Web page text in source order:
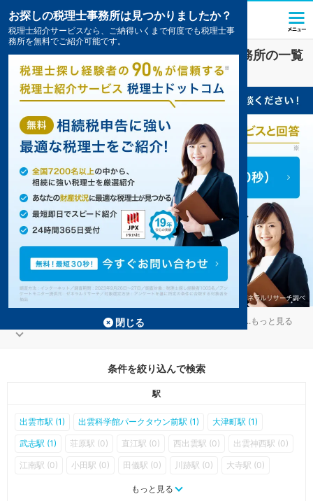
出雲で相続税対策を扱う税理士・会計事務所の一覧
1件掲載中
出雲の相続税対策を扱う税理士事務所が1件見つかりました。 ...もっと見る
条件を絞り込んで検索
駅
出雲市駅 (1) 出雲科学館パークタウン前駅 (1) 大津町駅 (1)
武志駅 (1) 荘原駅 (0) 直江駅 (0) 西出雲駅 (0) 出雲神西駅 (0)
江南駅 (0) 小田駅 (0) 田儀駅 (0) 川跡駅 (0) 大寺駅 (0)
雲州平田駅 (0)
もっと見る
お探しの税理士事務所は見つかりましたか？
税理士紹介サービスなら、ご納得いくまで何度でも税理士事
務所を無料でご紹介可能です。
閉じる